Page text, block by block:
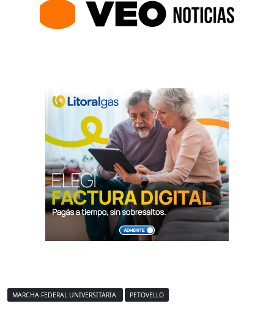
MARCHA FEDERAL UNIVERSITARIA PETOVELLO